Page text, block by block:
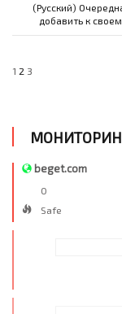
(Русский)
добавить к
Posts
Previous
Page
1 Page
2 Page
3
beget.com
0
Safe